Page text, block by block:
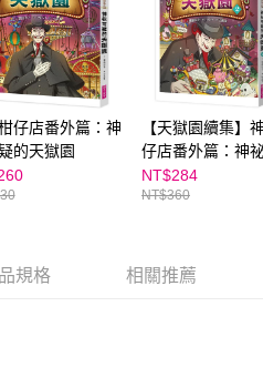
人資訊註冊。若發現惡意使用之情形，
用戶之使用額度並採取法律行動。
仔店番外篇：神
的天獄園
【天獄園續集】
仔店番外篇：神
的天獄園２
NT$284
NT$360
規格 相關推薦